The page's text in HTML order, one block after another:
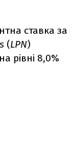
ставка за
(LPN)
рівні 8,0%